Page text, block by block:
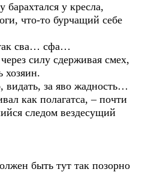
барахтался у кресла,
что-то бурчащий себе
сва… сфа…
силу сдерживая смех,
хозяин.
за яво жадность…
как полагатса, – почти
следом вездесущий
быть тут так позорно